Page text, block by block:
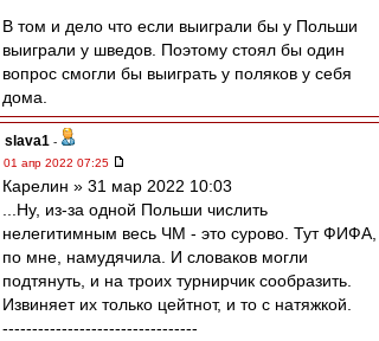
В том и дело что если выиграли бы у Польши
выиграли у шведов. Поэтому стоял бы один
вопрос смогли бы выиграть у поляков у себя
дома.
slava1 -
01 апр 2022 07:25
Карелин » 31 мар 2022 10:03
...Ну, из-за одной Польши числить
нелегитимным весь ЧМ - это сурово. Тут ФИФА,
по мне, намудячила. И словаков могли
подтянуть, и на троих турнирчик сообразить.
Извиняет их только цейтнот, и то с натяжкой.
---------------------------------